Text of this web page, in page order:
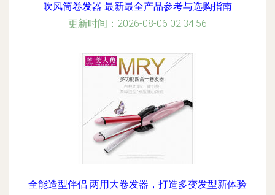
吹风筒卷发器 最新最全产品参考与选购指南
更新时间：2026-08-06 02:34:56
全能造型伴侣 两用大卷发器，打造多变发型新体验